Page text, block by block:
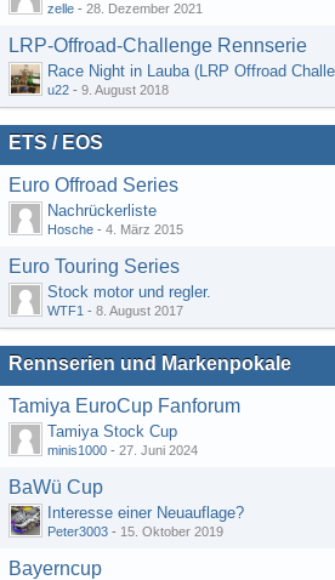
zelle - 28. Dezember 2021
LRP-Offroad-Challenge Rennserie
u22 - 9. August 2018
ETS / EOS
Euro Offroad Series
Nachrückerliste
Hosche - 4. März 2015
Euro Touring Series
Stock motor und regler.
WTF1 - 8. August 2017
Rennserien und Markenpokale
Tamiya EuroCup Fanforum
Tamiya Stock Cup
minis1000 - 27. Juni 2024
BaWü Cup
Interesse einer Neuauflage?
Peter3003 - 15. Oktober 2019
Bayerncup